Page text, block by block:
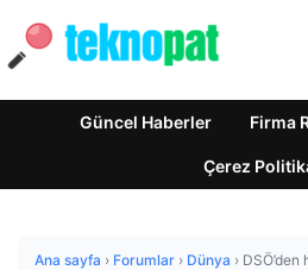
Güncel Haberler Firma
Çerez
Ana sayfa › Forumlar › Dünya › DSÖ’den